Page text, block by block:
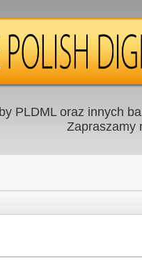
PLDML oraz innych
Zapraszamy